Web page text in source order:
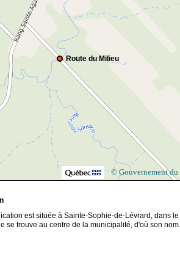
Route du Milieu
© Gouvernement du
est située à Sainte-Sophie-de-Lévrard, dans le
se trouve au centre de la municipalité, d'où son nom.